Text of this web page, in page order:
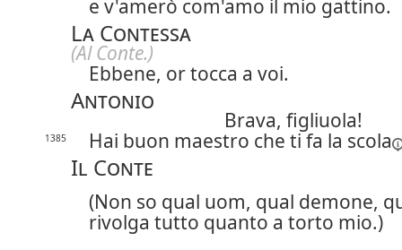
e v'amerò com'amo il mio gattino.
La Contessa
(Al Conte.)
Ebbene, or tocca a voi.
Antonio
Brava, figliuola!
1385 Hai buon maestro che ti fa la scola
Il Conte
(Non so qual uom, qual demone,
rivolga tutto quanto a torto mio.)